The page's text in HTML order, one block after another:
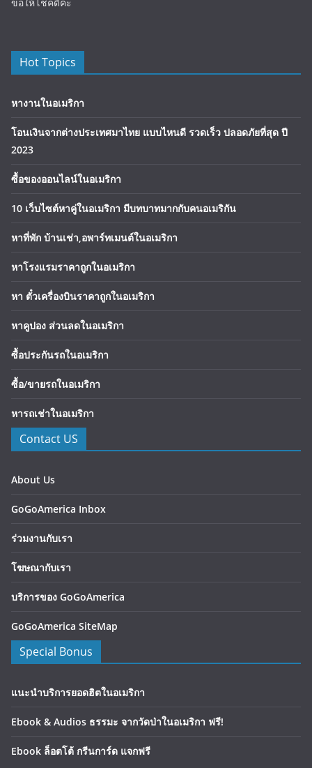
Hot Topics
หางานในอเมริกา
โอนเงินจากต่างประเทศมาไทย แบบไหนดี รวดเร็ว ปลอดภัยที่สุด ปี
2023
ซื้อของออนไลน์ในอเมริกา
10 เว็บไซต์หาคู่ในอเมริกา มีบทบาทมากกับคนอเมริกัน
หาที่พัก บ้านเช่า,อพาร์ทเมนต์ในอเมริกา
หาโรงแรมราคาถูกในอเมริกา
หา ตั๋วเครื่องบินราคาถูกในอเมริกา
หาคูปอง ส่วนลดในอเมริกา
ซื้อประกันรถในอเมริกา
ซื้อ/ขายรถในอเมริกา
หารถเช่าในอเมริกา
Contact US
About Us
GoGoAmerica Inbox
ร่วมงานกับเรา
โฆษณากับเรา
บริการของ GoGoAmerica
GoGoAmerica SiteMap
Special Bonus
แนะนำบริการยอดฮิตในอเมริกา
Ebook & Audios ธรรมะ จากวัดป่าในอเมริกา ฟรี!
Ebook ล็อตโต้ กรีนการ์ด แจกฟรี